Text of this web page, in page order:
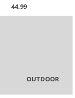
44,99
OUTDOOR